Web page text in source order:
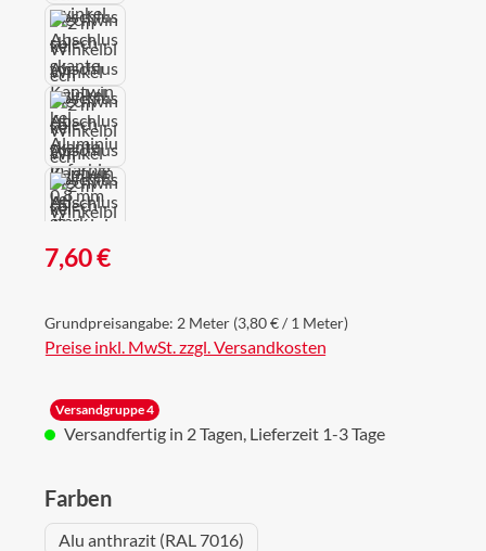
Regulärer Preis:
7,60 €
Grundpreisangabe: 2 Meter (3,80 € / 1 Meter)
Preise inkl. MwSt. zzgl. Versandkosten
Versandgruppe 4
Versandfertig in 2 Tagen, Lieferzeit 1-3 Tage
Farbenauswählen
Alu anthrazit (RAL 7016)